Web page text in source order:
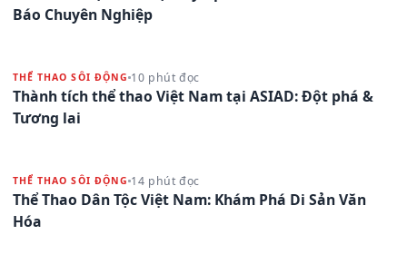
Báo Chuyên Nghiệp
THỂ THAO SÔI ĐỘNG 10 phút đọc
Thành tích thể thao Việt Nam tại ASIAD: Đột phá &
Tương lai
THỂ THAO SÔI ĐỘNG 14 phút đọc
Thể Thao Dân Tộc Việt Nam: Khám Phá Di Sản Văn
Hóa